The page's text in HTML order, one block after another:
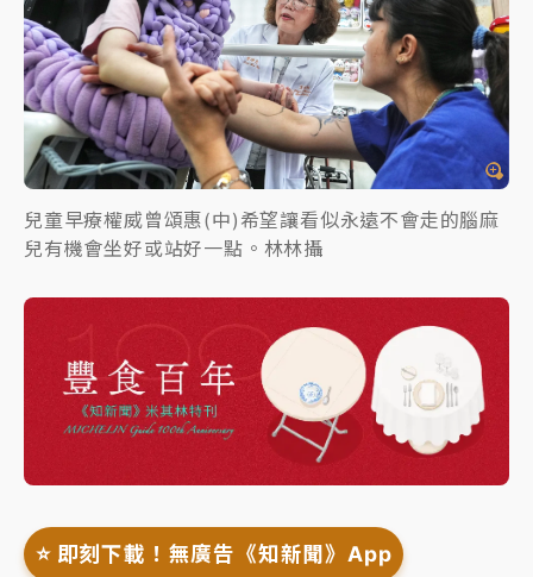
兒童早療權威曾頌惠(中)希望讓看似永遠不會走的腦麻
兒有機會坐好或站好一點。林林攝
⭐️ 即刻下載！無廣告《知新聞》App